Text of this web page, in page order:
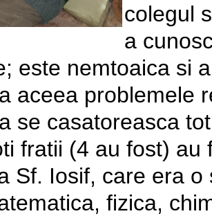
colegul
a
este nemtoaica si
aceea problemele
se casatoreasca
fratii (4 au fost)
Sf. Iosif, care era
fizica,